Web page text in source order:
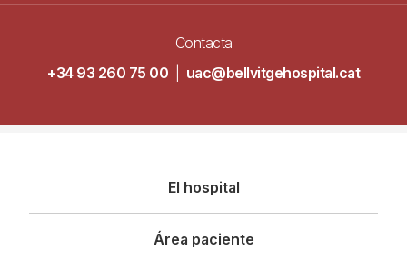
Contacta
+34 93 260 75 00
uac@bellvitgehospital.cat
principal
El hospital
Área paciente